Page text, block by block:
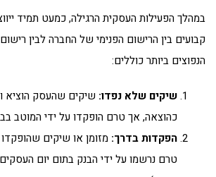
במהלך הפעילות העסקית הרגילה, כמעט תמיד
קבועים בין הרישום הפנימי של החברה לבין
הנפוצים ביותר כוללים:
שיקים שלא נפדו: שיקים שהעסק הוציא
כהוצאה, אך טרם הופקדו על ידי המוטב
הפקדות בדרך: מזומן או שיקים
טרם נרשמו על ידי הבנק בתום יום